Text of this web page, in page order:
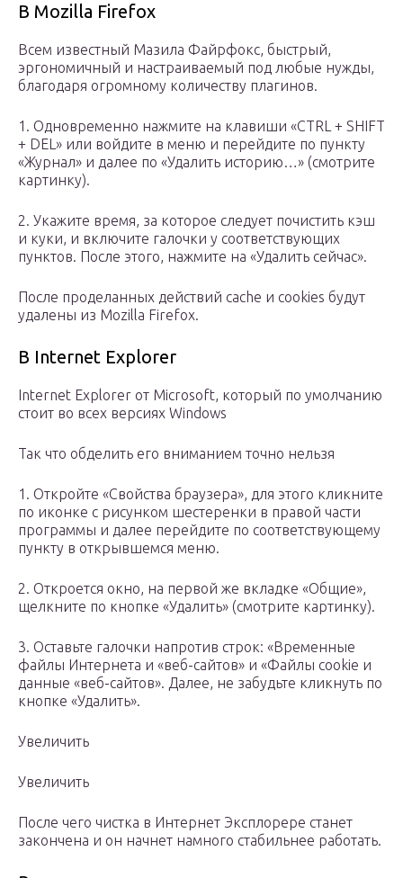
В Mozilla Firefox
Всем известный Мазила Файрфокс, быстрый,
эргономичный и настраиваемый под любые нужды,
благодаря огромному количеству плагинов.
1. Одновременно нажмите на клавиши «CTRL + SHIFT
+ DEL» или войдите в меню и перейдите по пункту
«Журнал» и далее по «Удалить историю…» (смотрите
картинку).
2. Укажите время, за которое следует почистить кэш
и куки, и включите галочки у соответствующих
пунктов. После этого, нажмите на «Удалить сейчас».
После проделанных действий cache и cookies будут
удалены из Mozilla Firefox.
В Internet Explorer
Internet Explorer от Microsoft, который по умолчанию
стоит во всех версиях Windows
Так что обделить его вниманием точно нельзя
1. Откройте «Свойства браузера», для этого кликните
по иконке с рисунком шестеренки в правой части
программы и далее перейдите по соответствующему
пункту в открывшемся меню.
2. Откроется окно, на первой же вкладке «Общие»,
щелкните по кнопке «Удалить» (смотрите картинку).
3. Оставьте галочки напротив строк: «Временные
файлы Интернета и «веб-сайтов» и «Файлы cookie и
данные «веб-сайтов». Далее, не забудьте кликнуть по
кнопке «Удалить».
Увеличить
Увеличить
После чего чистка в Интернет Эксплорере станет
закончена и он начнет намного стабильнее работать.